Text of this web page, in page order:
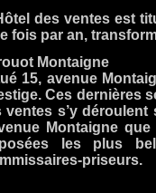
des ventes est
fois par an,
Montaigne
15, avenue
Ces dernières
ventes s’y
Montaigne
les plus
priseurs.